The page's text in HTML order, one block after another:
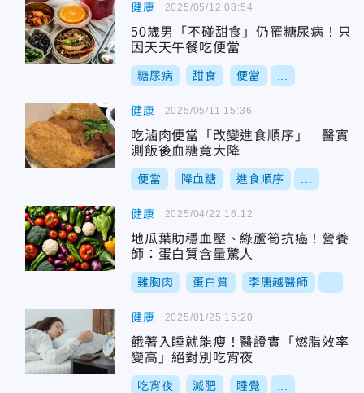
健康
50歲男「不碰甜食」仍罹糖尿病！只
因天天午餐吃便當
糖尿病 甜食 便當
2025/05/12 08:54
健康
吃滷肉便當「改變進食順序」 醫實
測飯後血糖竟大降
便當 降血糖 進食順序
2025/05/11 15:36
健康
地瓜葉助穩血壓、綠蘆筍抗癌！營養
師：蛋白質含量驚人
雞胸肉 蛋白質 李唐越醫師
2025/04/22 16:12
健康
餓著入睡就能瘦！醫證實「燃脂效率
變高」絕對別吃宵夜
吃宵夜 減肥 睡覺
2025/01/25 15:20